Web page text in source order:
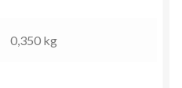
0,350 kg